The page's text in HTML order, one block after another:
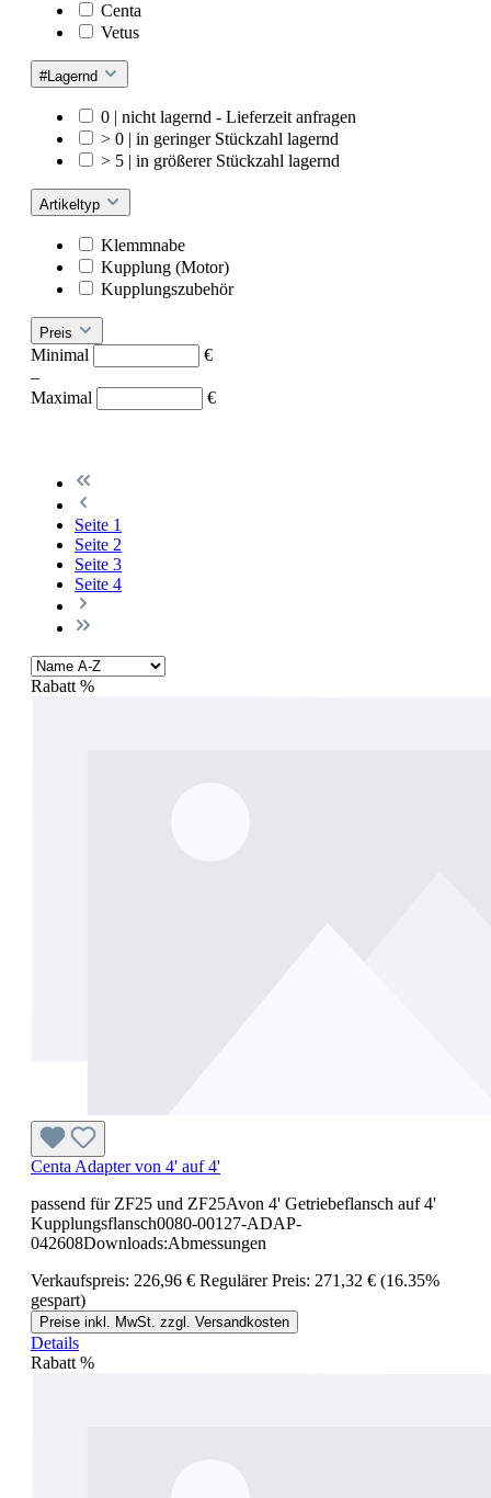
Centa
Vetus
#Lagernd
0 | nicht lagernd - Lieferzeit anfragen
> 0 | in geringer Stückzahl lagernd
> 5 | in größerer Stückzahl lagernd
Artikeltyp
Klemmnabe
Kupplung (Motor)
Kupplungszubehör
Preis
Minimal
€
–
Maximal
€
Seite 1
Seite 2
Seite 3
Seite 4
Rabatt %
Centa Adapter von 4' auf 4'
passend für ZF25 und ZF25Avon 4' Getriebeflansch auf 4'
Kupplungsflansch0080-00127-ADAP-
042608Downloads:Abmessungen
Verkaufspreis: 226,96 € Regulärer Preis: 271,32 € (16.35%
gespart)
Preise inkl. MwSt. zzgl. Versandkosten
Details
Rabatt %